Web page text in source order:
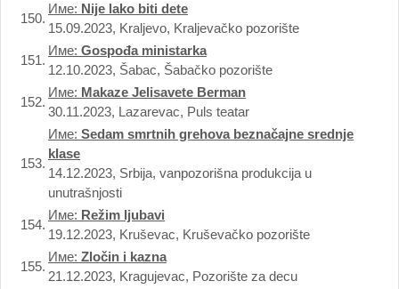
150.
Име: Nije lako biti dete
15.09.2023, Kraljevo, Kraljevačko pozorište
151.
Име: Gospođa ministarka
12.10.2023, Šabac, Šabačko pozorište
152.
Име: Makaze Jelisavete Berman
30.11.2023, Lazarevac, Puls teatar
153.
Име: Sedam smrtnih grehova beznačajne srednje
klase
14.12.2023, Srbija, vanpozorišna produkcija u
unutrašnjosti
154.
Име: Režim ljubavi
19.12.2023, Kruševac, Kruševačko pozorište
155.
Име: Zločin i kazna
21.12.2023, Kragujevac, Pozorište za decu